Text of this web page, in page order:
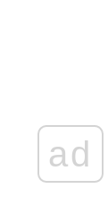
ad